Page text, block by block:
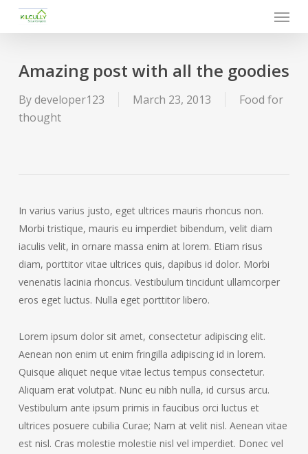
Menu
Amazing post with all the goodies
Bydeveloper123 March 23, 2013
Food for
thought
In varius varius justo, eget ultrices mauris rhoncus non.
Morbi tristique, mauris eu imperdiet bibendum, velit diam
iaculis velit, in ornare massa enim at lorem. Etiam risus
diam, porttitor vitae ultrices quis, dapibus id dolor. Morbi
venenatis lacinia rhoncus. Vestibulum tincidunt ullamcorper
eros eget luctus. Nulla eget porttitor libero.
Lorem ipsum dolor sit amet, consectetur adipiscing elit.
Aenean non enim ut enim fringilla adipiscing id in lorem.
Quisque aliquet neque vitae lectus tempus consectetur.
Aliquam erat volutpat. Nunc eu nibh nulla, id cursus arcu.
Vestibulum ante ipsum primis in faucibus orci luctus et
ultrices posuere cubilia Curae; Nam at velit nisl. Aenean vitae
est nisl. Cras molestie molestie nisl vel imperdiet. Donec vel